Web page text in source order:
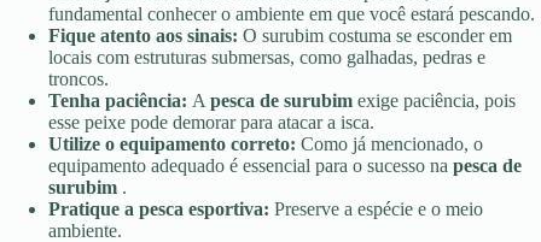
fundamental conhecer o ambiente em que você estará pescando.
Fique atento aos sinais: O surubim costuma se esconder em
locais com estruturas submersas, como galhadas, pedras e
troncos.
Tenha paciência: A pesca de surubim exige paciência, pois
esse peixe pode demorar para atacar a isca.
Utilize o equipamento correto: Como já mencionado, o
equipamento adequado é essencial para o sucesso na pesca de
surubim .
Pratique a pesca esportiva: Preserve a espécie e o meio
ambiente.